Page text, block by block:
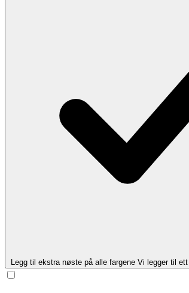
Legg til ekstra nøste på alle fargene Vi legger til